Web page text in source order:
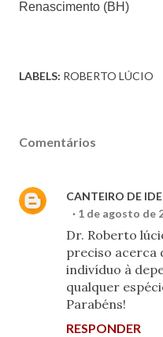
Renascimento (BH)
LABELS: ROBERTO LÚCIO
Comentários
CANTEIRO DE
1 de agosto de
Dr. Roberto
preciso acerca
indivíduo à
qualquer
Parabéns!
RESPONDER